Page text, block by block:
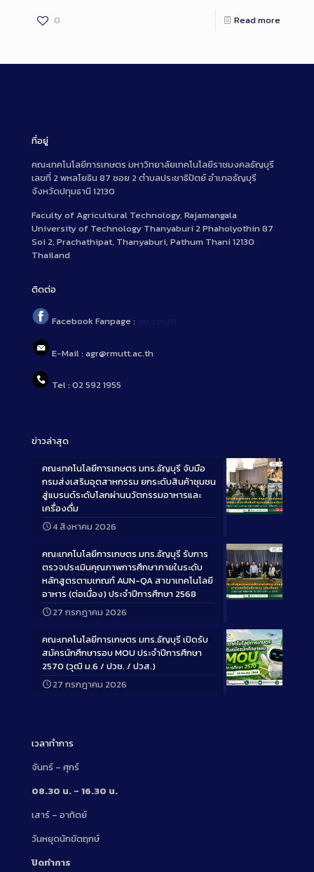
0 Read more
ที่อยู่
คณะเทคโนโลยีการเกษตร มหาวิทยาลัยเทคโนโลยีราชมงคลธัญบุรี
เลขที่ 2 พหลโยธิน 87 ซอย 2 ตำบลประชาธิปัตย์ อำเภอธัญบุรี
จังหวัดปทุมธานี 12130
Faculty of Agricultural Technology, Rajamangala
University of Technology Thanyaburi 2 Phaholyothin 87
Soi 2, Prachathipat, Thanyaburi, Pathum Thani 12130
Thailand
ติดต่อ
Facebook Fanpage :
E-Mail : agr@rmutt.ac.th
Tel : 02 592 1955
ข่าวล่าสุด
Long
คณะเทคโนโลยีการเกษตร มทร.ธัญบุรี จับมือ
กรมส่งเสริมอุตสาหกรรม ยกระดับสินค้าชุมชน
สู่แบรนด์ระดับโลกผ่านนวัตกรรมอาหารและ
เครื่องดื่ม
4 สิงหาคม 2026
Long
คณะเทคโนโลยีการเกษตร มทร.ธัญบุรี รับการ
ตรวจประเมินคุณภาพการศึกษาภายในระดับ
หลักสูตรตามเกณฑ์ AUN-QA สาขาเทคโนโลยี
อาหาร (ต่อเนื่อง) ประจำปีการศึกษา 2568
27 กรกฎาคม 2026
Long
คณะเทคโนโลยีการเกษตร มทร.ธัญบุรี เปิดรับ
สมัครนักศึกษารอบ MOU ประจำปีการศึกษา
2570 (วุฒิ ม.6 / ปวช. / ปวส.)
27 กรกฎาคม 2026
เวลาทำการ
จันทร์ – ศุกร์
08.30 น. – 16.30 น.
เสาร์ – อาทิตย์
วันหยุดนักขัตฤกษ์
ปิดทำการ